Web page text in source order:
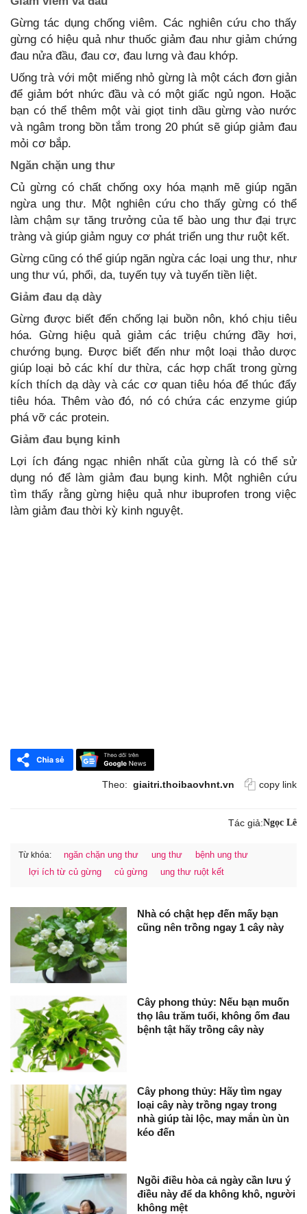
Gừng tác dụng chống viêm. Các nghiên cứu cho thấy
gừng có hiệu quả như thuốc giảm đau như giảm chứng
đau nửa đầu, đau cơ, đau lưng và đau khớp.
Uống trà với một miếng nhỏ gừng là một cách đơn giản
để giảm bớt nhức đầu và có một giấc ngủ ngon. Hoặc
bạn có thể thêm một vài giọt tinh dầu gừng vào nước
và ngâm trong bồn tắm trong 20 phút sẽ giúp giảm đau
mỏi cơ bắp.
Ngăn chặn ung thư
Củ gừng có chất chống oxy hóa mạnh mẽ giúp ngăn
ngừa ung thư. Một nghiên cứu cho thấy gừng có thể
làm chậm sự tăng trưởng của tế bào ung thư đại trực
tràng và giúp giảm nguy cơ phát triển ung thư ruột kết.
Gừng cũng có thể giúp ngăn ngừa các loại ung thư, như
ung thư vú, phổi, da, tuyến tụy và tuyến tiền liệt.
Giảm đau dạ dày
Gừng được biết đến chống lại buồn nôn, khó chịu tiêu
hóa. Gừng hiệu quả giảm các triệu chứng đầy hơi,
chướng bụng. Được biết đến như một loại thảo dược
giúp loại bỏ các khí dư thừa, các hợp chất trong gừng
kích thích dạ dày và các cơ quan tiêu hóa để thúc đẩy
tiêu hóa. Thêm vào đó, nó có chứa các enzyme giúp
phá vỡ các protein.
Giảm đau bụng kinh
Lợi ích đáng ngạc nhiên nhất của gừng là có thể sử
dụng nó để làm giảm đau bụng kinh. Một nghiên cứu
tìm thấy rằng gừng hiệu quả như ibuprofen trong việc
làm giảm đau thời kỳ kinh nguyệt.
Theo: giaitri.thoibaovhnt.vn copy link
Tác giả:Ngọc Lê
Từ khóa: ngăn chặn ung thư ung thư
bệnh ung thư
lợi ích từ củ gừng
củ gừng ung thư ruột kết
Nhà có chật hẹp đến mấy bạn
cũng nên trồng ngay 1 cây này
Cây phong thủy: Nếu bạn muốn
thọ lâu trăm tuổi, không ốm đau
bệnh tật hãy trồng cây này
Cây phong thủy: Hãy tìm ngay
loại cây này trồng ngay trong
nhà giúp tài lộc, may mắn ùn ùn
kéo đến
Ngồi điều hòa cả ngày cần lưu ý
điều này để da không khô, người
không mệt